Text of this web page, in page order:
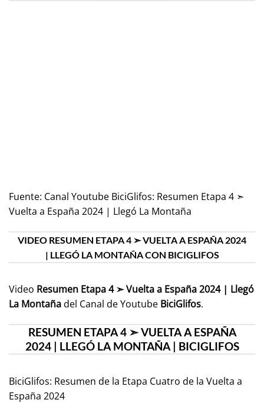
Fuente: Canal Youtube BiciGlifos: Resumen Etapa 4 ➣
Vuelta a España 2024 | Llegó La Montaña
VIDEO RESUMEN ETAPA 4 ➣ VUELTA A ESPAÑA 2024
| LLEGÓ LA MONTAÑA CON BICIGLIFOS
Video Resumen Etapa 4 ➣ Vuelta a España 2024 | Llegó
La Montañadel Canal de Youtube BiciGlifos.
RESUMEN ETAPA 4 ➣ VUELTA A ESPAÑA
2024 | LLEGÓ LA MONTAÑA | BICIGLIFOS
BiciGlifos: Resumen de la Etapa Cuatro de la Vuelta a
España 2024